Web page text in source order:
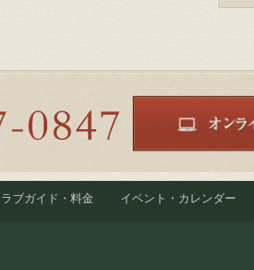
ブガイド・料金 イベント・カレンダー